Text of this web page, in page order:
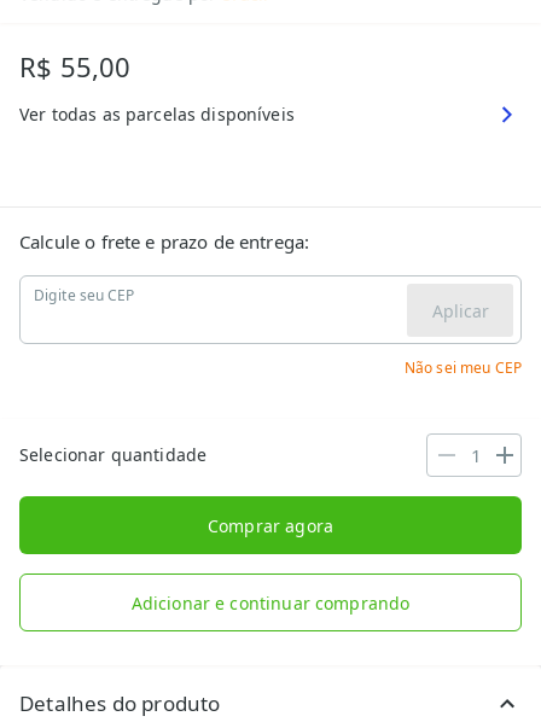
R$ 55,00
Ver todas as parcelas disponíveis
Calcule o frete e prazo de entrega:
Digite seu CEP
Aplicar
Não sei meu CEP
Selecionar quantidade
Comprar agora
Adicionar e continuar comprando
Detalhes do produto